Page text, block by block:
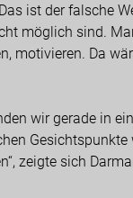
ist der falsche
möglich sind.
motivieren. Da
wir gerade in
Gesichtspunkte
zeigte sich